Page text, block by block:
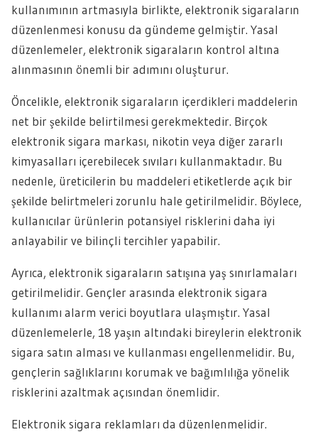
kullanımının artmasıyla birlikte, elektronik sigaraların
düzenlenmesi konusu da gündeme gelmiştir. Yasal
düzenlemeler, elektronik sigaraların kontrol altına
alınmasının önemli bir adımını oluşturur.
Öncelikle, elektronik sigaraların içerdikleri maddelerin
net bir şekilde belirtilmesi gerekmektedir. Birçok
elektronik sigara markası, nikotin veya diğer zararlı
kimyasalları içerebilecek sıvıları kullanmaktadır. Bu
nedenle, üreticilerin bu maddeleri etiketlerde açık bir
şekilde belirtmeleri zorunlu hale getirilmelidir. Böylece,
kullanıcılar ürünlerin potansiyel risklerini daha iyi
anlayabilir ve bilinçli tercihler yapabilir.
Ayrıca, elektronik sigaraların satışına yaş sınırlamaları
getirilmelidir. Gençler arasında elektronik sigara
kullanımı alarm verici boyutlara ulaşmıştır. Yasal
düzenlemelerle, 18 yaşın altındaki bireylerin elektronik
sigara satın alması ve kullanması engellenmelidir. Bu,
gençlerin sağlıklarını korumak ve bağımlılığa yönelik
risklerini azaltmak açısından önemlidir.
Elektronik sigara reklamları da düzenlenmelidir.